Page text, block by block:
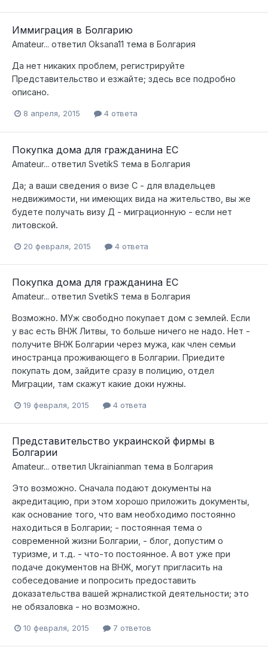
Иммиграция в Болгарию
Amateur... ответил Oksana11 тема в Болгария
Да нет никаких проблем, регистрируйте
Представительство и езжайте; здесь все подробно
описано.
8 апреля, 2015 4 ответа
Покупка дома для гражданина ЕС
Amateur... ответил SvetikS тема в Болгария
Да; а ваши сведения о визе С - для владельцев
недвижимости, ни имеющих вида на жительство, вы же
будете получать визу Д - миграционную - если нет
литовской.
20 февраля, 2015 4 ответа
Покупка дома для гражданина ЕС
Amateur... ответил SvetikS тема в Болгария
Возможно. МУж свободно покупает дом с землей. Если
у вас есть ВНЖ Литвы, то больше ничего не надо. Нет -
получите ВНЖ Болгарии через мужа, как член семьи
иностранца проживающего в Болгарии. Приедите
покупать дом, зайдите сразу в полицию, отдел
Миграции, там скажут какие доки нужны.
19 февраля, 2015 4 ответа
Представительство украинской фирмы в
Болгарии
Amateur... ответил Ukrainianman тема в Болгария
Это возможно. Сначала подают документы на
акредитацию, при этом хорошо приложить документы,
как основание того, что вам необходимо постоянно
находиться в Болгарии; - постоянная тема о
современной жизни Болгарии, - блог, допустим о
туризме, и т.д. - что-то постоянное. А вот уже при
подаче документов на ВНЖ, могут пригласить на
собеседование и попросить предоставить
доказательства вашей жрналисткой деятельности; это
не обязаловка - но возможно.
10 февраля, 2015 7 ответов